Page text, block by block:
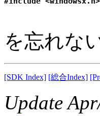
を忘れな
[SDK Index] [総合Index]
Update